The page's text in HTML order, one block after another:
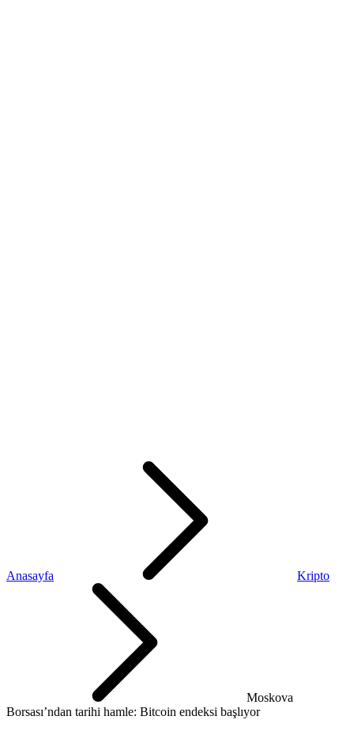
Anasayfa Kripto
Moskova
Borsası’ndan tarihi hamle: Bitcoin endeksi başlıyor